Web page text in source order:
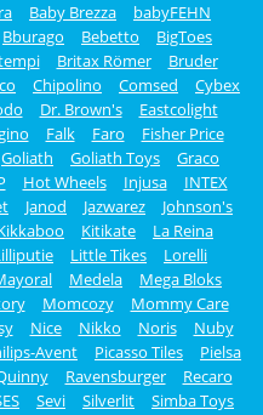
Baby Brezza
babyFEHN
Bburago Bebetto
BigToes
Britax Römer
Bruder
Chipolino Comsed
Cybex
Dr. Brown's
Eastcolight
Falk Faro
Fisher Price
Goliath Goliath Toys
Graco
Hot Wheels Injusa
INTEX
Janod Jazwarez
Johnson's
Kitikate
La Reina
Little Tikes
Lorelli
Medela
Mega Bloks
Momcozy
Mommy Care
Nice Nikko Noris
Nuby
Avent Picasso Tiles
Pielsa
Ravensburger
Recaro
Sevi Silverlit
Simba Toys